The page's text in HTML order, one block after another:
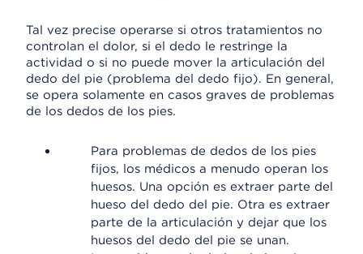
Tal vez precise operarse si otros tratamientos no
controlan el dolor, si el dedo le restringe la
actividad o si no puede mover la articulación del
dedo del pie (problema del dedo fijo). En general,
se opera solamente en casos graves de problemas
de los dedos de los pies.
Para problemas de dedos de los pies
fijos, los médicos a menudo operan los
huesos. Una opción es extraer parte del
hueso del dedo del pie. Otra es extraer
parte de la articulación y dejar que los
huesos del dedo del pie se unan.